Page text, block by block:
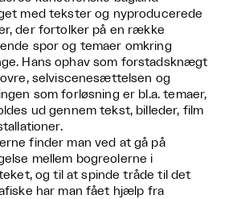
med tekster og nyproducerede
der fortolker på en række
spor og temaer omkring
Hans ophav som forstadsknægt
selviscenesættelsen og
som forløsning er bl.a. temaer,
ud gennem tekst, billeder, film
finder man ved at gå på
mellem bogreolerne i
og til at spinde tråde til det
har man fået hjælp fra